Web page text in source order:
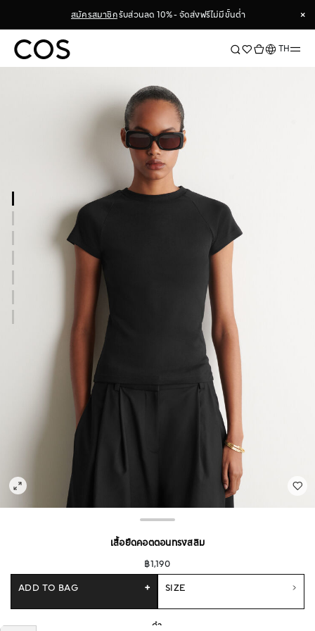
สมัครสมาชิกรับส่วนลด 10% - จัดส่งฟรีไม่มีขั้นต่ำ
×
×
ภาษาTH
เสื้อยืดคอตตอนทรงสลิม
฿1,190
SIZE
ADD TO BAG +
ดำ